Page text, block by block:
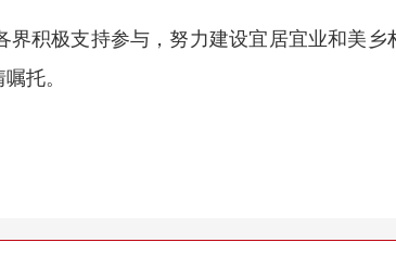
积极支持参与，努力建设宜居宜业和美乡
托。